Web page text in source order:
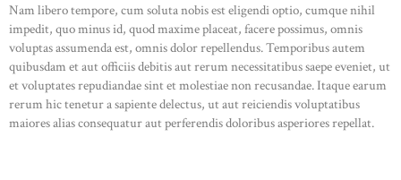
Nam libero tempore, cum soluta nobis est eligendi optio, cumque nihil
impedit, quo minus id, quod maxime placeat, facere possimus, omnis
voluptas assumenda est, omnis dolor repellendus. Temporibus autem
quibusdam et aut officiis debitis aut rerum necessitatibus saepe eveniet, ut
et voluptates repudiandae sint et molestiae non recusandae. Itaque earum
rerum hic tenetur a sapiente delectus, ut aut reiciendis voluptatibus
maiores alias consequatur aut perferendis doloribus asperiores repellat.